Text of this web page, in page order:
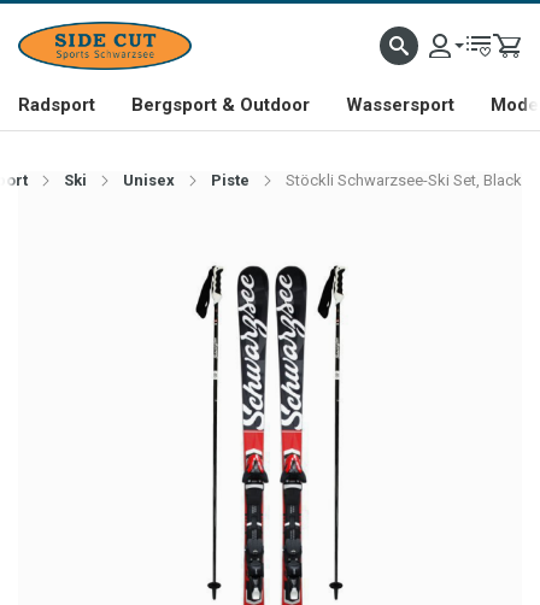
Radsport Bergsport & Outdoor Wassersport
Ski Unisex Piste Stöckli Schwarzsee-Ski Set, Black